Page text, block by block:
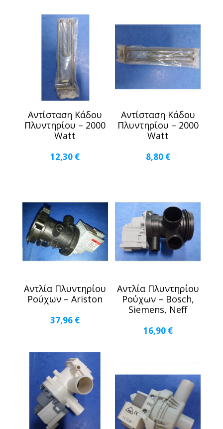
Αντίσταση Κάδου
Πλυντηρίου – 2000
Watt
12,30 €
Αντίσταση Κάδου
Πλυντηρίου – 2000
Watt
8,80 €
Αντλία Πλυντηρίου
Ρούχων – Ariston
37,96 €
Αντλία Πλυντηρίου
Ρούχων – Bosch,
Siemens, Neff
16,90 €